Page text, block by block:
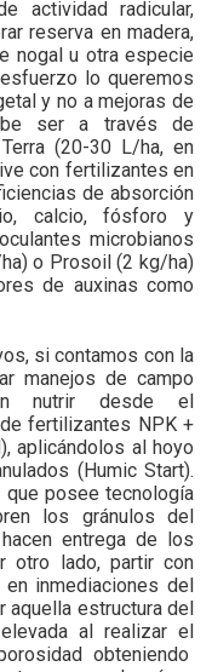
actividad radicular,
reserva en madera,
nogal u otra especie
lo queremos
y no a mejoras de
ser a través de
(20-30 L/ha, en
con fertilizantes en
de absorción
calcio, fósforo y
microbianos
o Prosoil (2 kg/ha)
de auxinas como
si contamos con la
manejos de campo
nutrir desde el
fertilizantes NPK +
aplicándolos al hoyo
(Humic Start).
que posee tecnología
los gránulos del
entrega de los
otro lado, partir con
inmediaciones del
aquella estructura del
al realizar el
obteniendo